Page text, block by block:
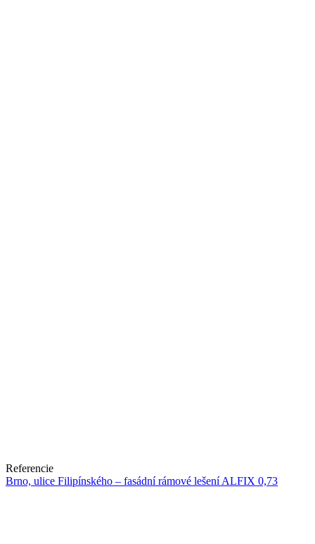
Referencie
Brno, ulice Filipínského – fasádní rámové lešení ALFIX 0,73